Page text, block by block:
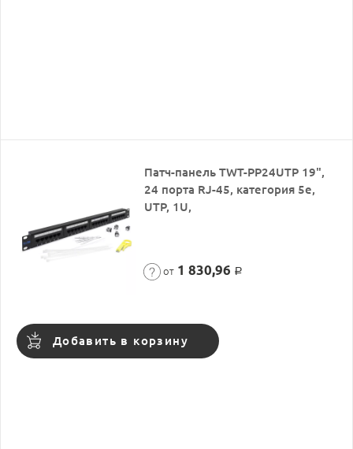
Патч-панель TWT-PP24UTP 19",
24 порта RJ-45, категория 5e,
UTP, 1U,
от 1 830,96 Р
Добавить в корзину